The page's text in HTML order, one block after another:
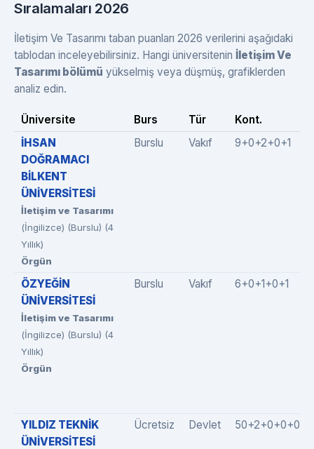
Sıralamaları 2026
İletişim Ve Tasarımı taban puanları 2026 verilerini aşağıdaki
tablodan inceleyebilirsiniz. Hangi üniversitenin İletişim Ve
Tasarımı bölümü yükselmiş veya düşmüş, grafiklerden
analiz edin.
Üniversite Burs Tür
Kont.
İHSAN
DOĞRAMACI
BİLKENT
ÜNİVERSİTESİ
İletişim ve Tasarımı
(İngilizce) (Burslu) (4
Yıllık)
Örgün
Burslu Vakıf 9+0+2+0+1
ÖZYEĞİN
ÜNİVERSİTESİ
İletişim ve Tasarımı
(İngilizce) (Burslu) (4
Yıllık)
Örgün
Burslu Vakıf 6+0+1+0+1
YILDIZ TEKNİK
ÜNİVERSİTESİ
Ücretsiz Devlet 50+2+0+0+0